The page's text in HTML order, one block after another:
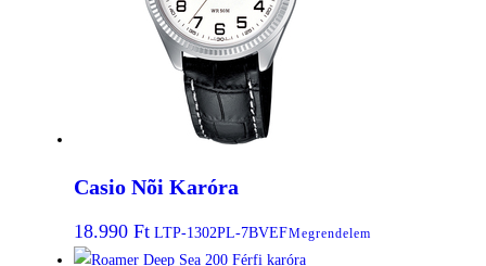
Casio Nõi Karóra
18.990 Ft LTP-1302PL-7BVEFMegrendelem